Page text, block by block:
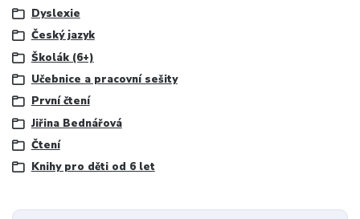
Dyslexie
Český jazyk
Školák (6+)
Učebnice a pracovní sešity
První čtení
Jiřina Bednářová
Čtení
Knihy pro děti od 6 let